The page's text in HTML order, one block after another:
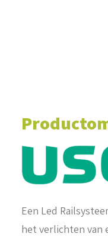
Een Led
het verlichten van